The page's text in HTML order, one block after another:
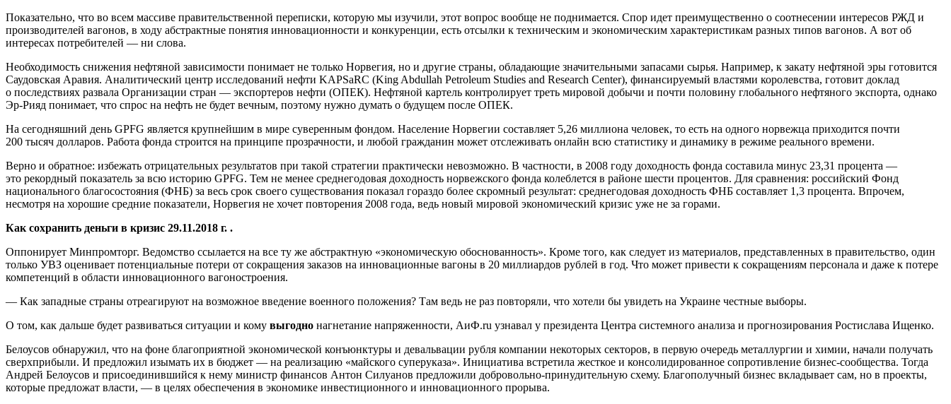
Показательно, что во всем массиве правительственной переписки, которую мы изучили, этот вопрос вообще не поднимается. Спор идет преимущественно о соотнесении интересов РЖД и
производителей вагонов, в ходу абстрактные понятия инновационности и конкуренции, есть отсылки к техническим и экономическим характеристикам разных типов вагонов. А вот об
интересах потребителей — ни слова.
Необходимость снижения нефтяной зависимости понимает не только Норвегия, но и другие страны, обладающие значительными запасами сырья. Например, к закату нефтяной эры готовится
Саудовская Аравия. Аналитический центр исследований нефти KAPSaRC (King Abdullah Petroleum Studies and Research Center), финансируемый властями королевства, готовит доклад
о последствиях развала Организации стран — экспортеров нефти (ОПЕК). Нефтяной картель контролирует треть мировой добычи и почти половину глобального нефтяного экспорта, однако
Эр-Рияд понимает, что спрос на нефть не будет вечным, поэтому нужно думать о будущем после ОПЕК.
На сегодняшний день GPFG является крупнейшим в мире суверенным фондом. Население Норвегии составляет 5,26 миллиона человек, то есть на одного норвежца приходится почти
200 тысяч долларов. Работа фонда строится на принципе прозрачности, и любой гражданин может отслеживать онлайн всю статистику и динамику в режиме реального времени.
Верно и обратное: избежать отрицательных результатов при такой стратегии практически невозможно. В частности, в 2008 году доходность фонда составила минус 23,31 процента —
это рекордный показатель за всю историю GPFG. Тем не менее среднегодовая доходность норвежского фонда колеблется в районе шести процентов. Для сравнения: российский Фонд
национального благосостояния (ФНБ) за весь срок своего существования показал гораздо более скромный результат: среднегодовая доходность ФНБ составляет 1,3 процента. Впрочем,
несмотря на хорошие средние показатели, Норвегия не хочет повторения 2008 года, ведь новый мировой экономический кризис уже не за горами.
Как сохранить деньги в кризис 29.11.2018 г. .
Оппонирует Минпромторг. Ведомство ссылается на все ту же абстрактную «экономическую обоснованность». Кроме того, как следует из материалов, представленных в правительство, один
только УВЗ оценивает потенциальные потери от сокращения заказов на инновационные вагоны в 20 миллиардов рублей в год. Что может привести к сокращениям персонала и даже к потере
компетенций в области инновационного вагоностроения.
— Как западные страны отреагируют на возможное введение военного положения? Там ведь не раз повторяли, что хотели бы увидеть на Украине честные выборы.
О том, как дальше будет развиваться ситуации и кому выгодно нагнетание напряженности, АиФ.ru узнавал у президента Центра системного анализа и прогнозирования Ростислава Ищенко.
Белоусов обнаружил, что на фоне благоприятной экономической конъюнктуры и девальвации рубля компании некоторых секторов, в первую очередь металлургии и химии, начали получать
сверхприбыли. И предложил изымать их в бюджет — на реализацию «майского суперуказа». Инициатива встретила жесткое и консолидированное сопротивление бизнес-сообщества. Тогда
Андрей Белоусов и присоединившийся к нему министр финансов Антон Силуанов предложили добровольно-принудительную схему. Благополучный бизнес вкладывает сам, но в проекты,
которые предложат власти, — в целях обеспечения в экономике инвестиционного и инновационного прорыва.